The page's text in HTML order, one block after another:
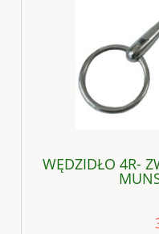
WĘDZIDŁO 4R-